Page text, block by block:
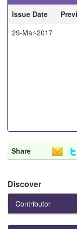
Issue Date
29-Mar-2017
Share
Discover
Contributor